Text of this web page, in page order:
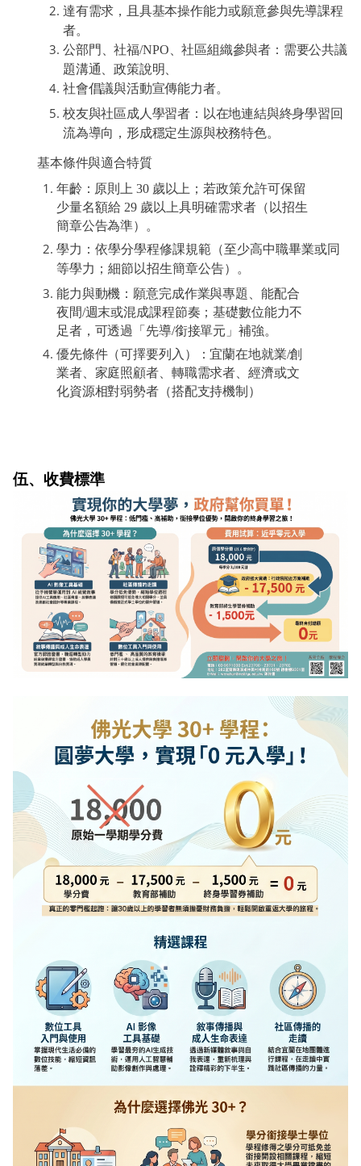
達有需求，且具基本操作能力或願意參與先導課程
者。
公部門、社福/NPO 、社區組織參與者：需要公共議
題溝通、政策說明、
社會倡議與活動宣傳能力者。
校友與社區成人學習者：以在地連結與終身學習回
流為導向，形成穩定生源與校務特色。
基本條件與適合特質
年齡：原則上 30 歲以上；若政策允許可保留
少量名額給 29 歲以上具明確需求者（以招生
簡章公告為準）。
學力：依學分學程修課規範（至少高中職畢業或同
等學力；細節以招生簡章公告）
。
能力與動機：願意完成作業與專題、能配合
夜間/週末或混成課程節奏；基礎數位能力不
足者，可透過「先導/銜接單元」補強。
優先條件（可擇要列入）：宜蘭在地就業/創
業者、家庭照顧者、轉職需求者、經濟或文
化資源相對弱勢者（搭配支持機制）
伍、收費標準